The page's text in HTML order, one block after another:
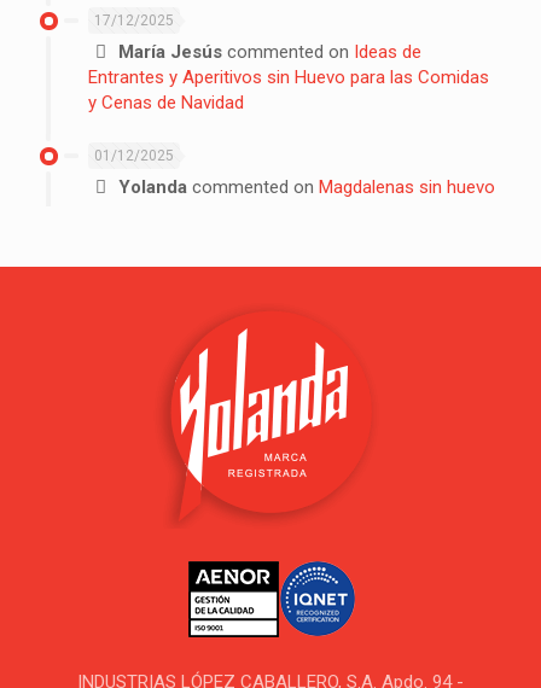
17/12/2025
María Jesús commented on Ideas de
Entrantes y Aperitivos sin Huevo para las Comidas
y Cenas de Navidad
01/12/2025
Yolanda commented on Magdalenas sin huevo
INDUSTRIAS LÓPEZ CABALLERO, S.A. Apdo. 94 -